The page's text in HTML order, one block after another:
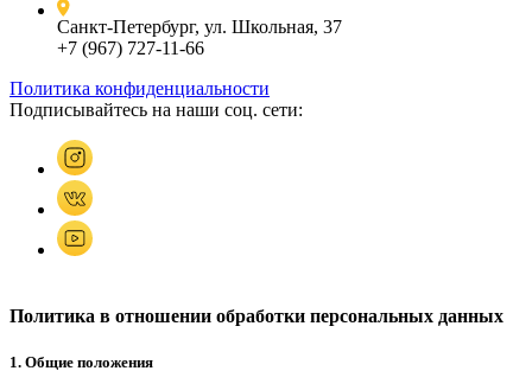
Санкт-Петербург, ул. Школьная, 37
+7 (967) 727-11-66
Политика конфиденциальности
Подписывайтесь на наши соц. сети:
Политика в отношении обработки персональных данных
1. Общие положения